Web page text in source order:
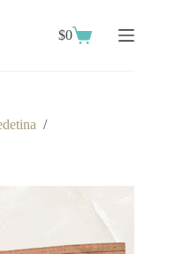
Shopping
$0
/